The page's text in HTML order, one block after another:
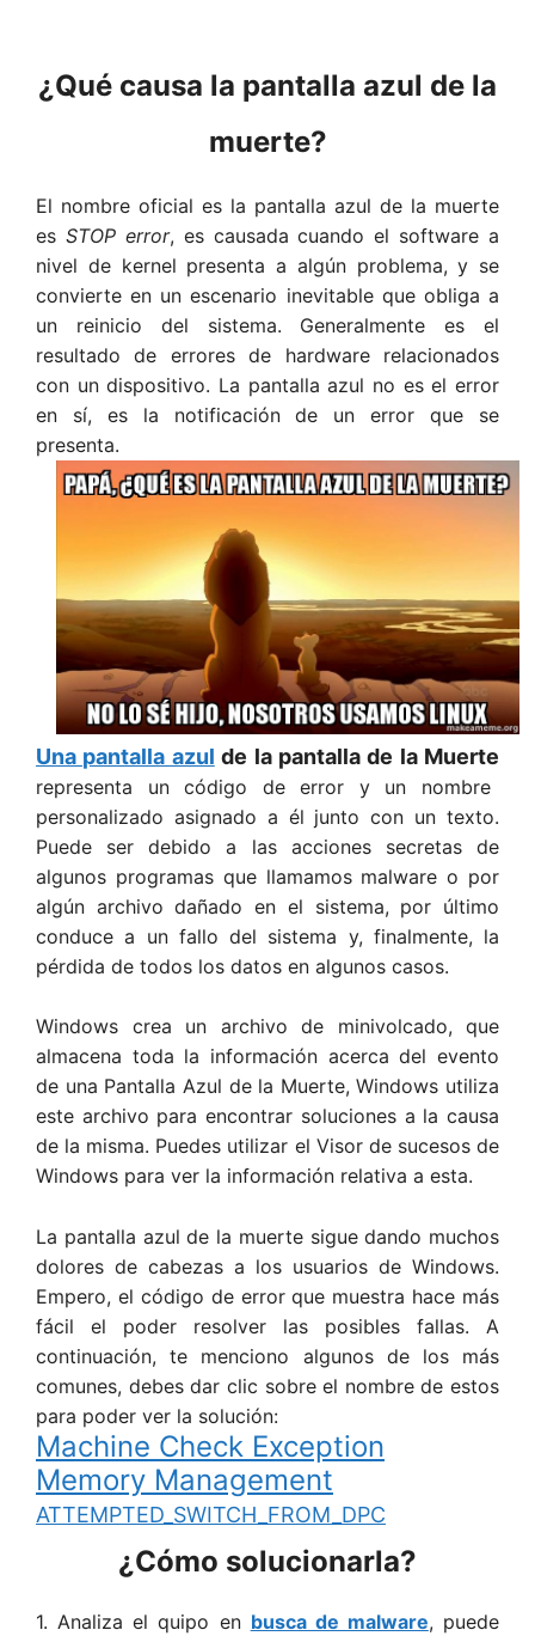
¿Qué causa la pantalla azul de la
muerte?
El nombre oficial es la pantalla azul de la muerte
es STOP error, es causada cuando el software a
nivel de kernel presenta a algún problema, y ​​se
convierte en un escenario inevitable que obliga a
un reinicio del sistema. Generalmente es el
resultado de errores de hardware relacionados
con un dispositivo. La pantalla azul no es el error
en sí, es la notificación de un error que se
presenta.
Una pantalla azul de la pantalla de la Muerte
representa un código de error y un nombre
personalizado asignado a él junto con un texto.
Puede ser debido a las acciones secretas de
algunos programas que llamamos malware o por
algún archivo dañado en el sistema, por último
conduce a un fallo del sistema y, finalmente, la
pérdida de todos los datos en algunos casos.
Windows crea un archivo de minivolcado, que
almacena toda la información acerca del evento
de una Pantalla Azul de la Muerte, Windows utiliza
este archivo para encontrar soluciones a la causa
de la misma. Puedes utilizar el Visor de sucesos de
Windows para ver la información relativa a esta.
La pantalla azul de la muerte sigue dando muchos
dolores de cabezas a los usuarios de Windows.
Empero, el código de error que muestra hace más
fácil el poder resolver las posibles fallas. A
continuación, te menciono algunos de los más
comunes, debes dar clic sobre el nombre de estos
para poder ver la solución:
Machine Check Exception
Memory Management
ATTEMPTED_SWITCH_FROM_DPC
¿Cómo solucionarla?
1. Analiza el quipo en busca de malware, puede